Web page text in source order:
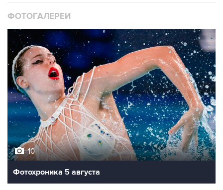
ФОТОГАЛЕРЕИ
10
Фотохроника 5 августа